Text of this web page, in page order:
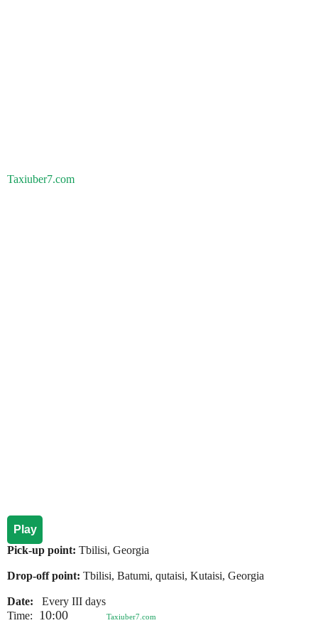
Taxiuber7.com
Play
Pick-up point: Tbilisi, Georgia
Drop-off point: Tbilisi, Batumi, qutaisi, Kutaisi, Georgia
Date:
Every III days
Time:
10:00 Taxiuber7.com